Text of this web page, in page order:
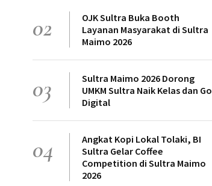
02
OJK Sultra Buka Booth
Layanan Masyarakat di Sultra
Maimo 2026
03
Sultra Maimo 2026 Dorong
UMKM Sultra Naik Kelas dan Go
Digital
04
Angkat Kopi Lokal Tolaki, BI
Sultra Gelar Coffee
Competition di Sultra Maimo
2026